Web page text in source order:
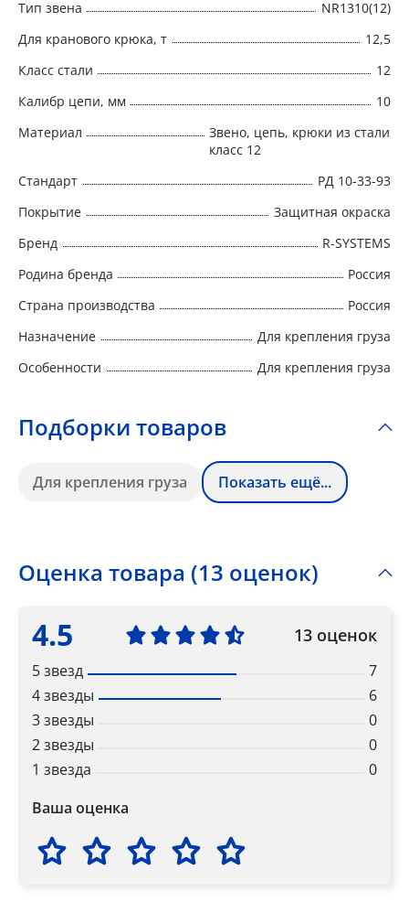
Тип звена
NR1310(12)
Для кранового крюка, т
12,5
Класс стали
12
Калибр цепи, мм
10
Материал
Звено, цепь, крюки из стали
класс 12
Стандарт
РД 10-33-93
Покрытие
Защитная окраска
Бренд
R-SYSTEMS
Родина бренда
Россия
Страна производства
Россия
Назначение
Для крепления груза
Особенности
Для крепления груза
Подборки товаров
Для крепления груза Показать ещё...
Оценка товара (13 оценок)
4.5 13 оценок
5 звезд
7
4 звезды
6
3 звезды
0
2 звезды
0
1 звезда
0
Ваша оценка